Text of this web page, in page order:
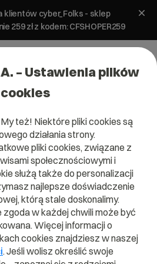
klientów cyber_Folks - sklep
259 zł z kodem: CFSHOPER259
– Ustawienia plików
cookies
też! Niektóre pliki cookies są
działania strony.
pliki cookies, związane z
społecznościowymi i
służą także do personalizacji
najlepsze doświadczenie
którą stale doskonalimy.
zgoda w każdej chwili może być
Więcej informacji o
cookies znajdziesz w naszej
. Jeśli wolisz określić swoje